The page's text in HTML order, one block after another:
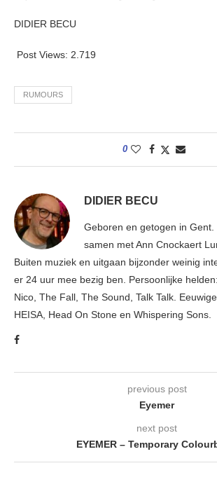
DIDIER BECU
Post Views: 2.719
RUMOURS
0
DIDIER BECU
Geboren en getogen in
samen met Ann Cnockaert
Buiten muziek en uitgaan bijzonder weinig
er 24 uur mee bezig ben. Persoonlijke
Nico, The Fall, The Sound, Talk Talk.
HEISA, Head On Stone en Whispering Sons.
previous post
Eyemer
next post
EYEMER – Temporary